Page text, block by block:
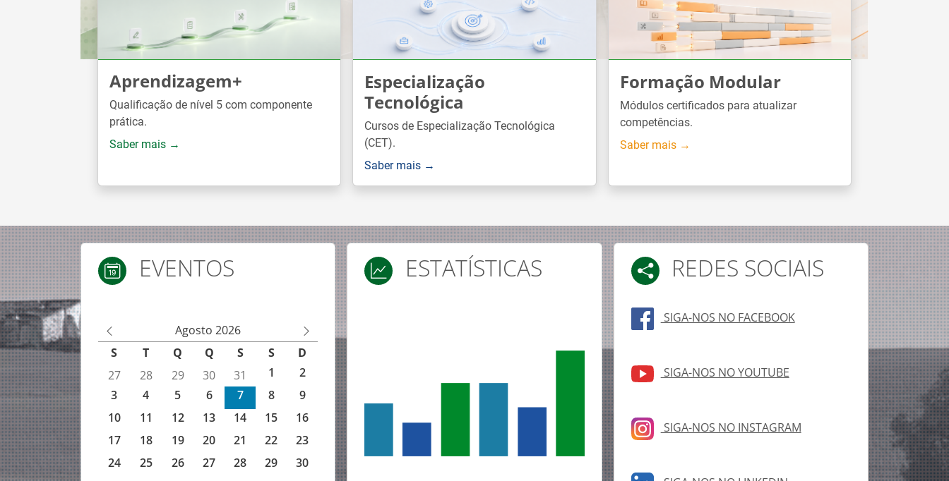
Aprendizagem+
Qualificação de nível 5 com componente
prática.
Saber mais →
Especialização
Tecnológica
Cursos de Especialização Tecnológica
(CET).
Saber mais →
Formação Modular
Módulos certificados para atualizar
competências.
Saber mais →
EVENTOS
M
An
te
rio
M
Se
gu
in
Agenda de eventos IEFPAgosto 2026
S
T Q Q S S
D
27
28 29 30 31 1
2
3
4 5 6 7 8
9
10
11 12 13 14 15
16
17
18 19 20 21 22
23
24
25 26 27 28 29
30
ESTATÍSTICAS REDES SOCIAIS
SIGA-NOS NO FACEBOOK
SIGA-NOS NO YOUTUBE
SIGA-NOS NO INSTAGRAM